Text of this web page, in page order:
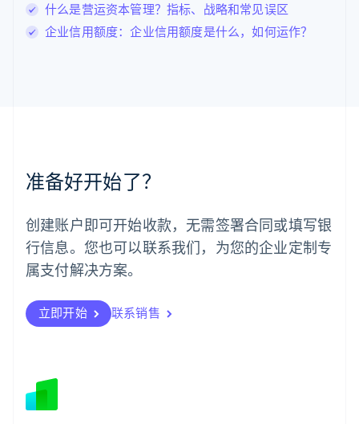
什么是营运资本管理？指标、战略和常见误区
企业信用额度：企业信用额度是什么，如何运作？
准备好开始了？
创建账户即可开始收款，无需签署合同或填写银
行信息。您也可以联系我们，为您的企业定制专
属支付解决方案。
立即开始 联系销售
罗马尼亚
English
挪威
葡萄牙
Português English
日本
日本語English
瑞典
瑞士
DeutschFrançais
斯洛伐克
斯洛文尼亚